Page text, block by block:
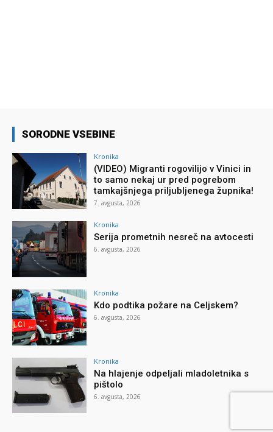
SORODNE VSEBINE
Kronika
(VIDEO) Migranti rogovilijo v Vinici in
to samo nekaj ur pred pogrebom
tamkajšnjega priljubljenega župnika!
7. avgusta, 2026
Kronika
Serija prometnih nesreč na avtocesti
6. avgusta, 2026
Kronika
Kdo podtika požare na Celjskem?
6. avgusta, 2026
Kronika
Na hlajenje odpeljali mladoletnika s
pištolo
6. avgusta, 2026